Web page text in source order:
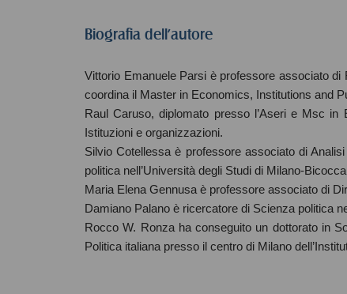
Biografia dell'autore
Vittorio Emanuele Parsi è professore associato di
coordina il Master in Economics, Institutions and
Raul Caruso, diplomato presso l’Aseri e Msc in
Istituzioni e organizzazioni.
Silvio Cotellessa è professore associato di
politica nell’Università degli Studi di Milano-
Maria Elena Gennusa è professore associato di
Damiano Palano è ricercatore di Scienza politica
Rocco W. Ronza ha conseguito un dottorato in
Politica italiana presso il centro di Milano